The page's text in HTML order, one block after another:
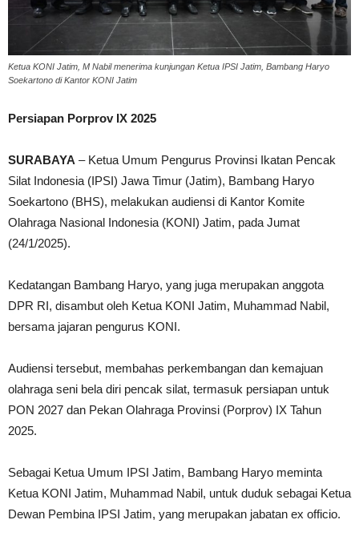
Ketua KONI Jatim, M Nabil menerima kunjungan Ketua IPSI Jatim, Bambang Haryo
Soekartono di Kantor KONI Jatim
Persiapan Porprov IX 2025
SURABAYA – Ketua Umum Pengurus Provinsi Ikatan Pencak
Silat Indonesia (IPSI) Jawa Timur (Jatim), Bambang Haryo
Soekartono (BHS), melakukan audiensi di Kantor Komite
Olahraga Nasional Indonesia (KONI) Jatim, pada Jumat
(24/1/2025).
Kedatangan Bambang Haryo, yang juga merupakan anggota
DPR RI, disambut oleh Ketua KONI Jatim, Muhammad Nabil,
bersama jajaran pengurus KONI.
Audiensi tersebut, membahas perkembangan dan kemajuan
olahraga seni bela diri pencak silat, termasuk persiapan untuk
PON 2027 dan Pekan Olahraga Provinsi (Porprov) IX Tahun
2025.
Sebagai Ketua Umum IPSI Jatim, Bambang Haryo meminta
Ketua KONI Jatim, Muhammad Nabil, untuk duduk sebagai Ketua
Dewan Pembina IPSI Jatim, yang merupakan jabatan ex officio.